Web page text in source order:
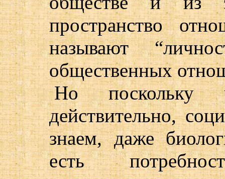
пространство
называют
общественных
Но поскольку
действительно,
знаем, даже
есть